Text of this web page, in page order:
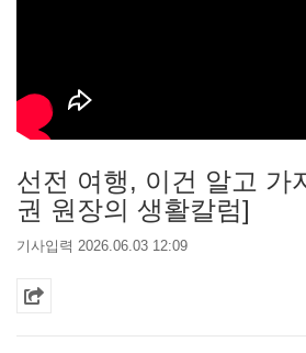
선전 여행, 이건 알고 가
권 원장의 생활칼럼]
기사입력 2026.06.03 12:09